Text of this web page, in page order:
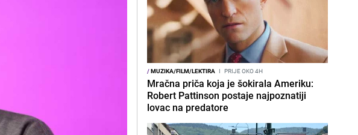
/MUZIKA/FILM/LEKTIRA I PRIJE OKO 4H
Mračna priča koja je šokirala Ameriku:
Robert Pattinson postaje najpoznatiji
lovac na predatore